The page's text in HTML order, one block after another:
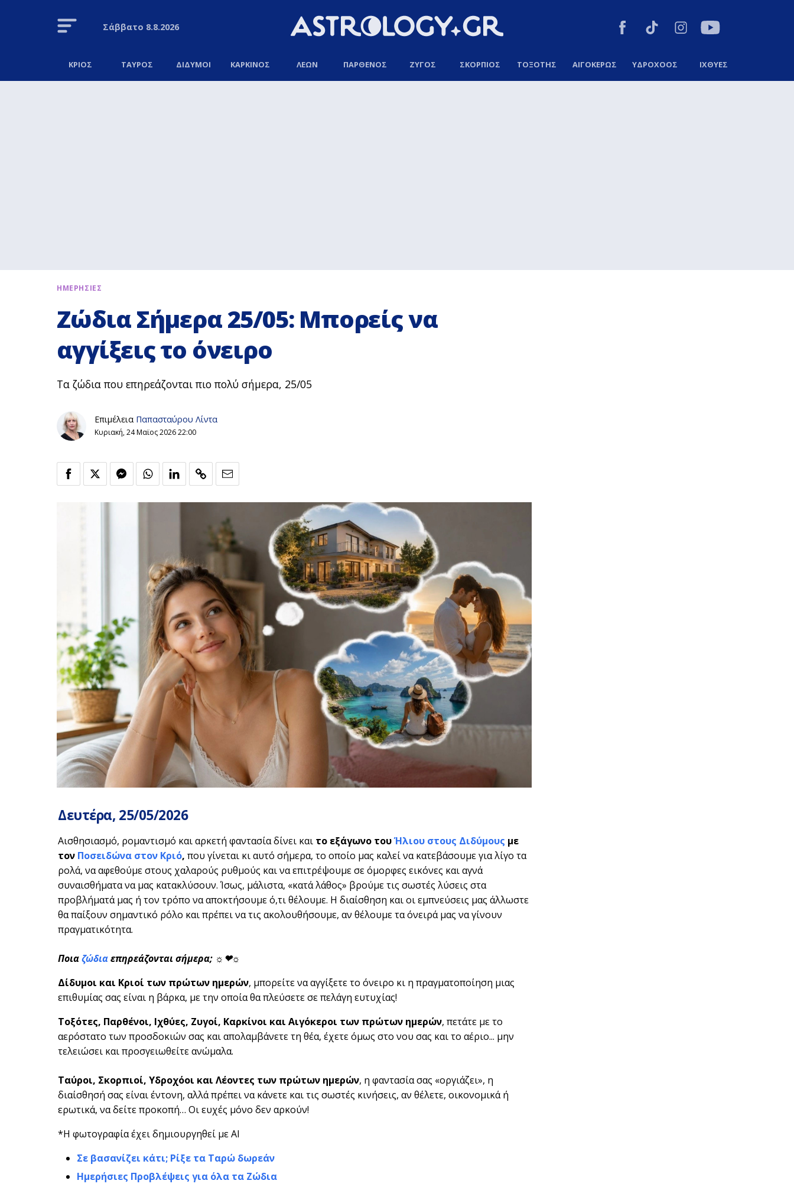
Σάββατο 8.8.2026
ΚΡΙΟΣ ΤΑΥΡΟΣ ΔΙΔΥΜΟΙ ΚΑΡΚΙΝΟΣ ΛΕΩΝ ΠΑΡΘΕΝΟΣ ΖΥΓΟΣ ΣΚΟΡΠΙΟΣ ΤΟΞΟΤΗΣ ΑΙΓΟΚΕΡΩΣ ΥΔΡΟΧΟΟΣ ΙΧΘΥΕΣ
ΗΜΕΡΗΣΙΕΣ
Ζώδια Σήμερα 25/05: Μπορείς να
αγγίξεις το όνειρο
Τα ζώδια που επηρεάζονται πιο πολύ σήμερα, 25/05
Επιμέλεια Παπασταύρου Λίντα
Κυριακή, 24 Μαϊος 2026 22:00
Δευτέρα, 25/05/2026
Αισθησιασμό, ρομαντισμό και αρκετή φαντασία δίνει και το εξάγωνο τουΉλιου στους Διδύμους με
τον Ποσειδώνα στον Κριό, που γίνεται κι αυτό σήμερα, το οποίο μας καλεί να κατεβάσουμε για λίγο τα
ρολά, να αφεθούμε στους χαλαρούς ρυθμούς και να επιτρέψουμε σε όμορφες εικόνες και αγνά
συναισθήματα να μας κατακλύσουν. Ίσως, μάλιστα, «κατά λάθος» βρούμε τις σωστές λύσεις στα
προβλήματά μας ή τον τρόπο να αποκτήσουμε ό,τι θέλουμε. Η διαίσθηση και οι εμπνεύσεις μας άλλωστε
θα παίξουν σημαντικό ρόλο και πρέπει να τις ακολουθήσουμε, αν θέλουμε τα όνειρά μας να γίνουν
πραγματικότητα.
Ποιαζώδιαεπηρεάζονται σήμερα; ☼❤☼
Δίδυμοι και Κριοί των πρώτων ημερών, μπορείτε να αγγίξετε το όνειρο κι η πραγματοποίηση μιας
επιθυμίας σας είναι η βάρκα, με την οποία θα πλεύσετε σε πελάγη ευτυχίας!
Τοξότες, Παρθένοι, Ιχθύες, Ζυγοί, Καρκίνοι και Αιγόκεροι των πρώτων ημερών, πετάτε με το
αερόστατο των προσδοκιών σας και απολαμβάνετε τη θέα, έχετε όμως στο νου σας και το αέριο... μην
τελειώσει και προσγειωθείτε ανώμαλα.
Ταύροι, Σκορπιοί, Υδροχόοι και Λέοντες των πρώτων ημερών, η φαντασία σας «οργιάζει», η
διαίσθησή σας είναι έντονη, αλλά πρέπει να κάνετε και τις σωστές κινήσεις, αν θέλετε, οικονομικά ή
ερωτικά, να δείτε προκοπή… Οι ευχές μόνο δεν αρκούν!
*Η φωτογραφία έχει δημιουργηθεί με AI
Σε βασανίζει κάτι; Ρίξε τα Ταρώ δωρεάν
Ημερήσιες Προβλέψεις για όλα τα Ζώδια